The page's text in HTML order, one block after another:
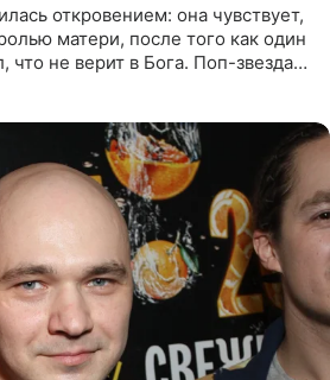
откровением: она чувствует,
матери, после того как один
что не верит в Бога. Поп-звезда